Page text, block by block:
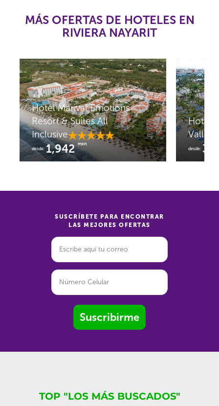
MÁS OFERTAS DE HOTELES EN
RIVIERA NAYARIT
Hotel Marival Emotions
Resort & Suites All
Inclusive
desde: 1,942mxn
Hotel
desde:
SUSCRÍBETE PARA ENCONTRAR
LAS MEJORES OFERTAS
Suscribirme
TOP "LOS MÁS BUSCADOS"